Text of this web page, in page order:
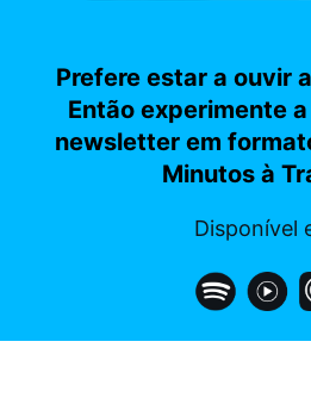
Prefere estar a ouvir
Então experimente
newsletter em
Minutos à
Disponível